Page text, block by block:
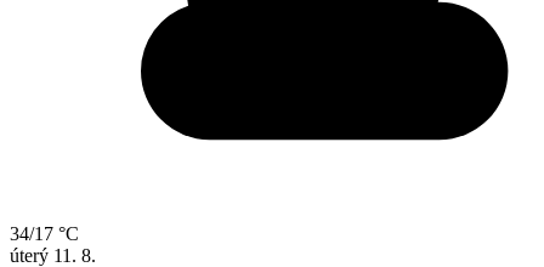
34/17 °C
úterý 11. 8.